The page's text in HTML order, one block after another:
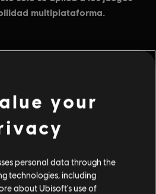
adicional
4,200
$34.99
your
personal data through the
technologies, including
about Ubisoft's use of